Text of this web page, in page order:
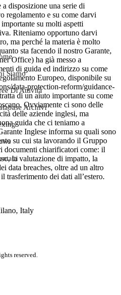
Siamo
Di Attività
Archivi
disposizione una serie di
regolamento e su come darvi
su molti aspetti
Riteniamo opportuno darvi
ma perché la materia è molto
sta facendo il nostro Garante,
Office) ha già messo a
di guida ed indirizzo su come
Europeo, disponibile su
data-protection-reform/guidance-
di un aiuto importante su come
Ovviamente ci sono delle
delle aziende inglesi, ma
guida che ci teniamo a
Inglese informa su quali sono
su cui sta lavorando il Gruppo
documenti chiarificatori come: il
la valutazione di impatto, la
data breaches, oltre ad un altro
trasferimento dei dati all’estero.
Italy
reserved.